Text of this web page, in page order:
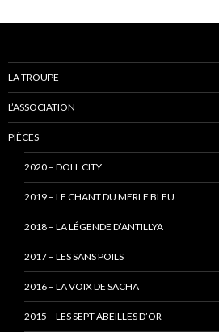
LA TROUPE
L’ASSOCIATION
PIÈCES
2020 – DOLL CITY
2019 – LE CHANT DU MERLE BLEU
2018 – LA LÉGENDE D’ANTILLYA
2017 – LES SANS POILS
2016 – LA VOIX DE SACHA
2015 – LES SEPT ABEILLES D’OR